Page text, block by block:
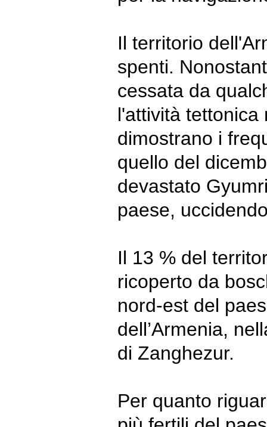
Il territorio
spenti.
cessata da
l'attività tettonica
dimostrano i
quello del
devastato
paese,
Il 13 % del
ricoperto da
nord-est del
dell’Armenia,
di Zanghezur.
Per quanto